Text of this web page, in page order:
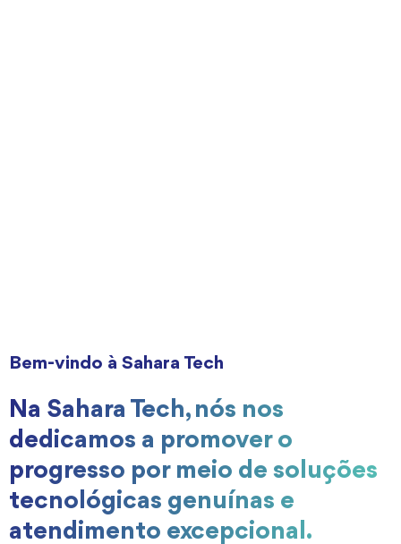
Bem-vindo à Sahara Tech
Na Sahara Tech, nós nos
dedicamos a promover o
progresso por meio de soluções
tecnológicas genuínas e
atendimento excepcional.